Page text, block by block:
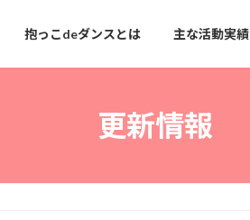
抱っこdeダンスとは 主な活動実績
更新情報